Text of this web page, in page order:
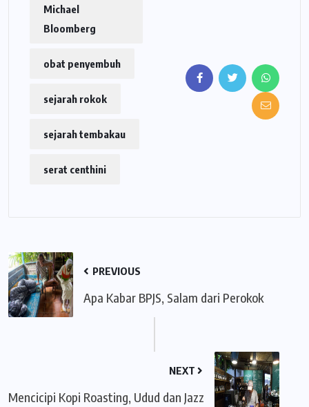
Michael
Bloomberg
obat penyembuh
sejarah rokok
sejarah tembakau
serat centhini
PREVIOUS
Apa Kabar BPJS, Salam dari Perokok
NEXT
Mencicipi Kopi Roasting, Udud dan Jazz